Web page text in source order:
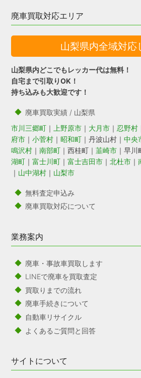
廃車買取対応エリア
山梨県内全域対応
山梨県内どこでもレッカー代は無料！
自宅まで引取りOK！
持ち込みも大歓迎です！
廃車買取実績 / 山梨県
市川三郷町 ｜ 上野原市 ｜ 大月市 ｜ 忍野村
府市 ｜小菅村 ｜ 昭和町 ｜丹波山村｜中央
鳴沢村 ｜南部町 ｜西桂町｜韮崎市 ｜早川
湖町 ｜富士川町 ｜富士吉田市 ｜北杜市 ｜
｜ 山中湖村 ｜ 山梨市
無料査定申込み
廃車買取対応について
業務案内
廃車・事故車買取します
LINEで廃車を買取査定
買取りまでの流れ
廃車手続きについて
自動車リサイクル
よくあるご質問と回答
サイトについて